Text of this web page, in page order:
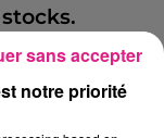
vitrines de
la
notre priorité
sans accepter